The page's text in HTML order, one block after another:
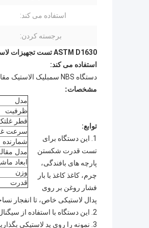
استفاده می کند:
برجسته کردن:
ASTM D1630 تست تجهیزات لاستیک / لاستیک NBS دستگاه تست زنی
استفاده می کند:
دستگاه NBS سمبلیک الاستیک مقاوم در برابر سایش از لاستیک ولکانیزه و یا ترکیبات دیگر، تایید به استانداردهای ASTM D1630.
مشخصات:
مدل
ظرفیت
قطر
سرعت
شمارنده
مدل
ابعاد
وزن
قدرت
توابع:
1. این دستگاه برای
تست قدرت شکستن
پارچه های بافندگی،
چرم، کاغذ کاغذ با بار
فشار روغن بر روی
پدال لاستیکی خاص، تا انفجار
2. این دستگاه با استفاده از سیگنال برای حمل و نقل فشرده سازی، و حداکثر انفجار به صورت خودکار زمانی که نمونه لرزش است.
3. نمونه را روی پد لاستیکی